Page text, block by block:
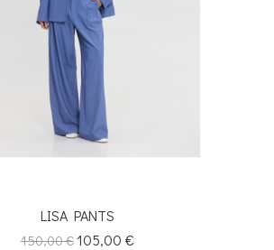
LISA PANTS
Κανονική
150,00 €Τιμή
105,00 €